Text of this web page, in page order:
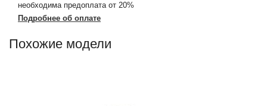
необходима предоплата от 20%
Подробнее об оплате
Похожие модели